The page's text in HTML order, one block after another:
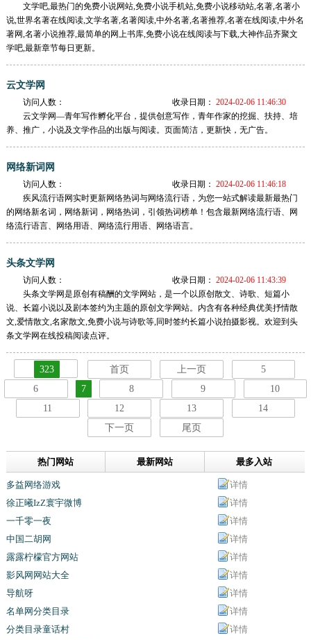
文学吧,最热门的免费小说网站,免费小说手机站,免费小说移动站,名著,名著小
说,世界名著在线阅读,文学名著,名著阅读,中外名著,名著推荐,名著在线阅读,中外名
著网,名著小说推荐,最简单的网上书库,免费小说在线阅读与下载,大神作品齐聚文
学吧,最新章节每日更新。
云文学网
访问人数： 收录日期： 2024-02-06 11:46:30
云文学网—青年写作孵化平台，提供创意写作，青年作家的挖掘、扶持、培
养、推广，小说及文学作品的出版与阅读。页面简洁，更新快，无广告。
网络新词网
访问人数： 收录日期： 2024-02-06 11:46:18
疾风流行语网实时更新网络热词与网络流行语，为您一站式解读最新最热门
的网络新名词，网络新词，网络热词，引领热词榜单！包含最新网络流行语、网
络流行语言、网络用语、网络流行用语、网络语言。
头条文学网
访问人数： 收录日期： 2024-02-06 11:43:39
头条文学网是原创有稿酬的文学网站，是一个以原创散文、诗歌、短篇小
说、长篇小说以及剧本签约为主题的原创文学网站。内含有各种经典优美抒情散
文,爱情散文,名家散文,免费小说与诗歌等,同时签约长篇小说拍摄影视。欢迎到头
条文学网在线投稿阅读点评。
323 首页 上一页
5
6
7 8 9
10
11
12 13
14
下一页
尾页
热门网站 最新网站 最多入站
多益网络游戏
详情
徐正曦IzZ寰宇微博
详情
一千零一夜
详情
中国二胡网
详情
露露柠檬官方网站
详情
影风网网站大全
详情
导航呀
详情
名单网分类目录
详情
分类目录童话村
详情